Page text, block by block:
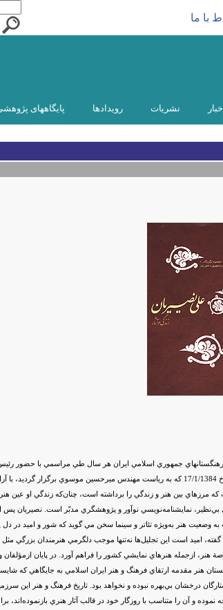
با ما
اخبار نشریات رویدادها پایگاههای
جمهوري اسلامي ايران هر سال طي مراسمي با حضور
كه مرزهاي بين هنر و زندگي را برداشته است، چنان‌كه زندگي او عين
بي‌نظير، نمايشنامه‌نويسي نوآور و پژوهشگري مدبّر است. نصيريان
به وضعيت هنر به‌ويژه تئاتر و سينما سخن مي گويد كه شور و اميد در
گفته، اميد است اين تجليل‌ها نه‌تنها موجب دلگرمي هنرمندان بزرگي مثل
هنر، ازجمله هنرهاي نمايشي كشور را فراهم آورد. در پايان
هنر مقدمه ارتقاي فرهنگ و هنر ايران اسلامي به جايگاهي كه
درخشان بي‌بهره نبوده و نخواهد بود. تاريخ فرهنگ و هنر اين
نموده و آن را متناسب با روزگار خود در قالب آثار هنري